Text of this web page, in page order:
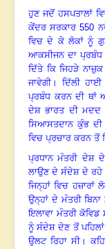
ਹੁਣ ਜਦੋਂ ਹਸਪਤਾਲਾਂ
ਕੇਂਦਰ ਸਰਕਾਰ550
ਵਿਚ ਦੇ ਕੇ ਲੋਕਾਂ ਨੂੰ
ਆਕਸੀਜਨ ਦਾ ਪ੍ਰਬੰਧ
ਦਿੱਤੇ ਕਿ ਜਿਹੜੇ ਨਾਜ਼ੁਕ
ਜਾਵੇਗੀ। ਦਿੱਲੀ ਹਾਈ
ਪ੍ਰਬੰਧ ਕਰਨ ਦੀ ਥਾਂ
ਦੇਸ਼ ਭਾਰਤ ਦੀ ਮਦਦ
ਸਿਆਸਤਦਾਨ ਕੁੰਭ ਦੀ
ਵਿਚ ਪ੍ਰਚਾਰ ਕਰਨ ਤੋਂ
ਪ੍ਰਧਾਨ ਮੰਤਰੀ ਦੇਸ਼ ਦੇ
ਲਾਉਣ ਦੇ ਸੰਦੇਸ਼ ਦੇ ਰਹੇ
ਜਿਨ੍ਹਾਂ ਵਿਚ ਹਜ਼ਾਰਾਂ
ਉਨ੍ਹਾਂ ਦੇ ਮੰਤਰੀ ਬਿਨਾ
ਇਲਾਵਾ ਮੰਤਰੀ ਕੋਵਿਡ
ਨੂੰ ਸੰਦੇਸ਼ ਦੇਣ ਤੋਂ ਪਹਿਲਾਂ
ਉਲਟ ਰਿਹਾ ਸੀ।